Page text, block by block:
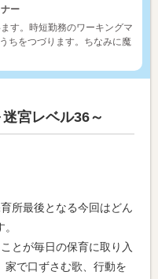
ー
す。時短勤務のワーキングマ
ちをつづります。ちなみに魔
宮レベル36～
所最後となる今回はどん
とが毎日の保育に取り入
家で口ずさむ歌、行動を